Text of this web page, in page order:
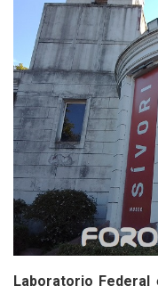
Laboratorio Federal